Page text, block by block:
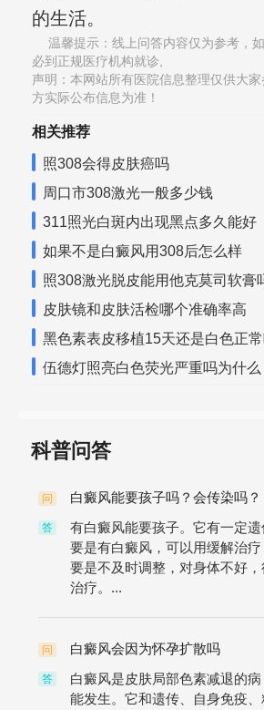
的生活。
温馨提示：线上问答内容仅为参考，
必到正规医疗机构就诊,
声明：本网站所有医院信息整理仅供大
方实际公布信息为准！
相关推荐
照308会得皮肤癌吗
周口市308激光一般多少钱
311照光白斑内出现黑点多久能好
如果不是白癜风用308后怎么样
照308激光脱皮能用他克莫司软膏
皮肤镜和皮肤活检哪个准确率高
黑色素表皮移植15天还是白色正
伍德灯照亮白色荧光严重吗为什么
科普问答
问 白癜风能要孩子吗？会传染吗？
答
有白癜风能要孩子。它有一定遗
要是有白癜风，可以用缓解治疗
要是不及时调整，对身体不好
治疗。...
问 白癜风会因为怀孕扩散吗
答
白癜风是皮肤局部色素减退的
能发生。它和遗传、自身免疫、